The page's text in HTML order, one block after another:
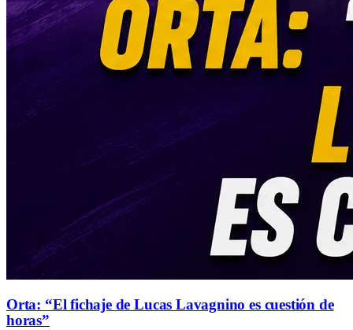
Orta: “El fichaje de Lucas Lavagnino es cuestión de
horas”